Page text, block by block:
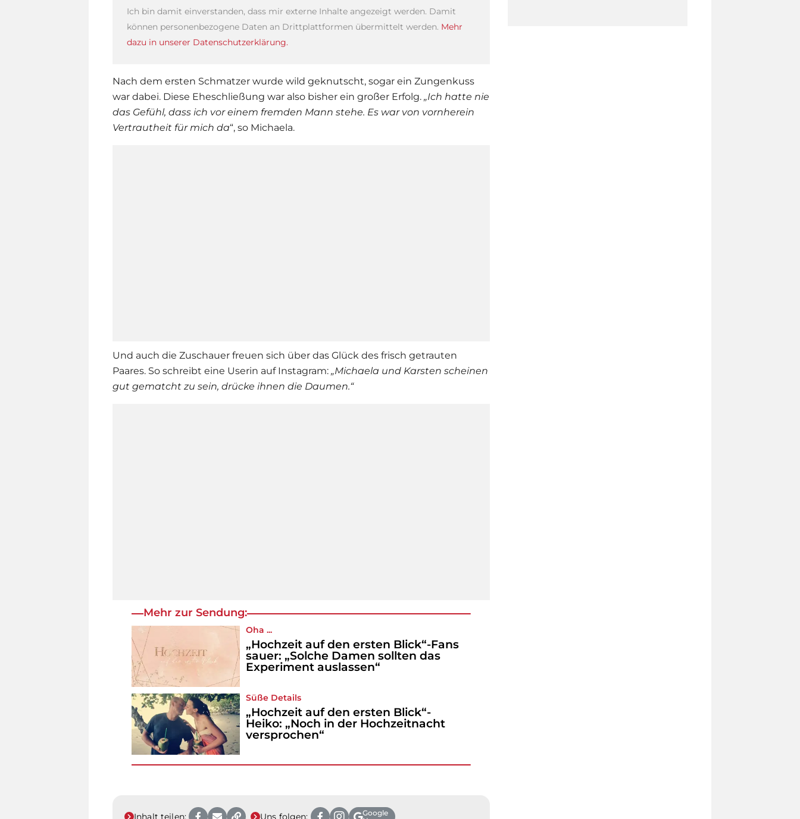
Ich bin damit einverstanden, dass mir externe Inhalte angezeigt werden. Damit
können personenbezogene Daten an Drittplattformen übermittelt werden. Mehr
dazu in unserer Datenschutzerklärung.
Nach dem ersten Schmatzer wurde wild geknutscht, sogar ein Zungenkuss
war dabei. Diese Eheschließung war also bisher ein großer Erfolg. „Ich hatte nie
das Gefühl, dass ich vor einem fremden Mann stehe. Es war von vornherein
Vertrautheit für mich da“, so Michaela.
Und auch die Zuschauer freuen sich über das Glück des frisch getrauten
Paares. So schreibt eine Userin auf Instagram: „Michaela und Karsten scheinen
gut gematcht zu sein, drücke ihnen die Daumen.“
Mehr zur Sendung:
Oha ...
„Hochzeit auf den ersten Blick“-Fans
sauer: „Solche Damen sollten das
Experiment auslassen“
Süße Details
„Hochzeit auf den ersten Blick“-
Heiko: „Noch in der Hochzeitnacht
versprochen“
Inhalt teilen: Uns folgen:
Google